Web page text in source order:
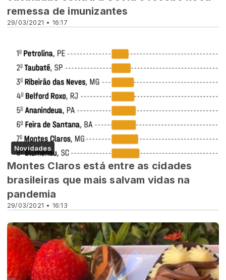
29/03/2021 • 16:17
remessa de imunizantes
Novidades
29/03/2021 • 16:13
Montes Claros está entre as cidades
brasileiras que mais salvam vidas na
pandemia